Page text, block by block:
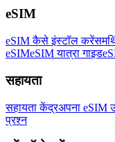
eSIM
eSIM कैसे इंस्टॉल करें
eSIMeSIM यात्रा गाइड
सहायता
सहायता केंद्रअपना eSIM
प्रश्न